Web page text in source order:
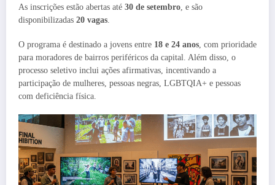
As inscrições estão abertas até 30 de setembro, e são
disponibilizadas 20 vagas.
O programa é destinado a jovens entre 18 e 24 anos, com prioridade
para moradores de bairros periféricos da capital. Além disso, o
processo seletivo inclui ações afirmativas, incentivando a
participação de mulheres, pessoas negras, LGBTQIA+ e pessoas
com deficiência física.